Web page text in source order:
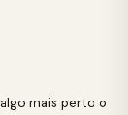
mais perto o